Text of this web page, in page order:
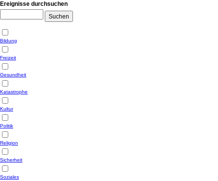
Ereignisse durchsuchen
Bildung
Freizeit
Gesundheit
Katastrophe
Kultur
Politik
Religion
Sicherheit
Soziales